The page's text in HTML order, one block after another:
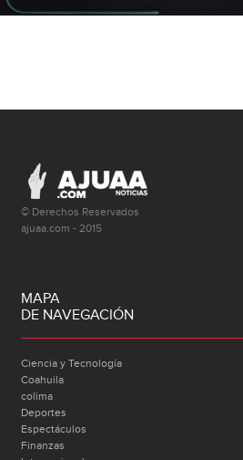
© Derechos Reservados
ajuaa.com - 2015
MAPA
DE NAVEGACIÓN
Ciencia y Tecnología
Coahuila
colima
Deportes
Espectáculos
Finanzas